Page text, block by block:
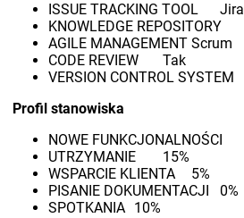
ISSUE TRACKING TOOL
Jira
KNOWLEDGE REPOSITORY
AGILE MANAGEMENT Scrum
CODE REVIEW
Tak
VERSION CONTROL SYSTEM
Profil stanowiska
NOWE FUNKCJONALNOŚCI
UTRZYMANIE
15%
WSPARCIE KLIENTA
5%
PISANIE DOKUMENTACJI
0%
SPOTKANIA 10%